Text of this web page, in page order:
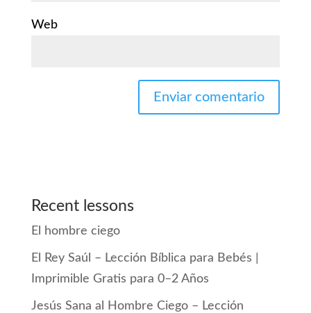
Web
Recent lessons
El hombre ciego
El Rey Saúl – Lección Bíblica para Bebés |
Imprimible Gratis para 0–2 Años
Jesús Sana al Hombre Ciego – Lección